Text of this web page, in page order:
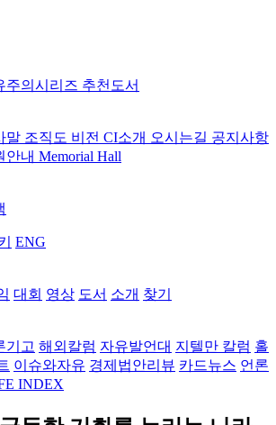
주의시리즈 추천도서
말 조직도 비전 CI소개 오시는길 공지사항
안내 Memorial Hall
ENG
대회 영상 도서 소개 찾기
기고 해외칼럼 자유발언대 지텔만 칼럼 홀
이슈와자유 경제법안리뷰 카드뉴스 언론
INDEX